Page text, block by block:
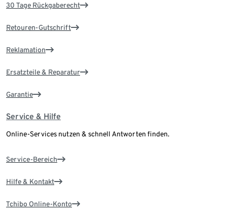
30 Tage Rückgaberecht
Retouren-Gutschrift
Reklamation
Ersatzteile & Reparatur
Garantie
Service & Hilfe
Online-Services nutzen & schnell Antworten finden.
Service-Bereich
Hilfe & Kontakt
Tchibo Online-Konto